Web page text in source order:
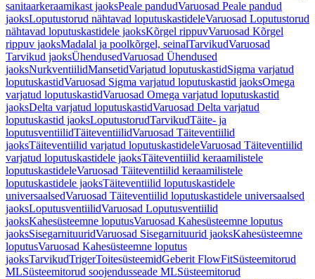
sanitaarkeraamikast jaoksPeale pandudVaruosad Peale pandud
jaoksLoputustorud nähtavad loputuskastideleVaruosad Loputustorud
nähtavad loputuskastidele jaoksKõrgel rippuvVaruosad Kõrgel
rippuv jaoksMadalal ja poolkõrgel, seinalTarvikudVaruosad
Tarvikud jaoksÜhendusedVaruosad Ühendused
jaoksNurkventiilidMansetidVarjatud loputuskastidSigma varjatud
loputuskastidVaruosad Sigma varjatud loputuskastid jaoksOmega
varjatud loputuskastidVaruosad Omega varjatud loputuskastid
jaoksDelta varjatud loputuskastidVaruosad Delta varjatud
loputuskastid jaoksLoputustorudTarvikudTäite- ja
loputusventiilidTäiteventiilidVaruosad Täiteventiilid
jaoksTäiteventiilid varjatud loputuskastideleVaruosad Täiteventiilid
varjatud loputuskastidele jaoksTäiteventiilid keraamilistele
loputuskastideleVaruosad Täiteventiilid keraamilistele
loputuskastidele jaoksTäiteventiilid loputuskastidele
universaalsedVaruosad Täiteventiilid loputuskastidele universaalsed
jaoksLoputusventiilidVaruosad Loputusventiilid
jaoksKahesüsteemne loputusVaruosad Kahesüsteemne loputus
jaoksSisegarnituuridVaruosad Sisegarnituurid jaoksKahesüsteemne
loputusVaruosad Kahesüsteemne loputus
jaoksTarvikudTrigerToitesüsteemidGeberit FlowFitSüsteemitorud
MLSüsteemitorud soojendusseade MLSüsteemitorud